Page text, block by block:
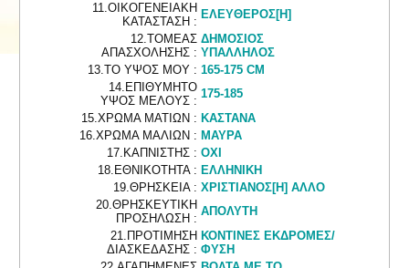
11.ΟΙΚΟΓΕΝΕΙΑΚΗ
ΚΑΤΑΣΤΑΣΗ :
ΕΛΕΥΘΕΡΟΣ[Η]
12.ΤΟΜΕΑΣ
ΑΠΑΣΧΟΛΗΣΗΣ :
ΔΗΜΟΣΙΟΣ
ΥΠΑΛΛΗΛΟΣ
13.ΤΟ ΥΨΟΣ ΜΟΥ : 165-175 CM
14.ΕΠΙΘΥΜΗΤΟ
ΥΨΟΣ ΜΕΛΟΥΣ :
175-185
15.ΧΡΩΜΑ ΜΑΤΙΩΝ : ΚΑΣΤΑΝΑ
16.ΧΡΩΜΑ ΜΑΛΙΩΝ : ΜΑΥΡΑ
17.ΚΑΠΝΙΣΤΗΣ : ΟΧΙ
18.ΕΘΝΙΚΟΤΗΤΑ : ΕΛΛΗΝΙΚΗ
19.ΘΡΗΣΚΕΙΑ : ΧΡΙΣΤΙΑΝΟΣ[Η] ΑΛΛΟ
20.ΘΡΗΣΚΕΥΤΙΚΗ
ΠΡΟΣΗΛΩΣΗ :
ΑΠΟΛΥΤΗ
21.ΠΡΟΤΙΜΗΣΗ
ΔΙΑΣΚΕΔΑΣΗΣ :
ΚΟΝΤΙΝΕΣ ΕΚΔΡΟΜΕΣ/
ΦΥΣΗ